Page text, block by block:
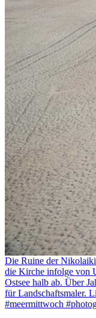
Die Ruine der
die Kirche infolge von
Ostsee halb ab. Über
für Landschaftsmaler.
#meermittwoch